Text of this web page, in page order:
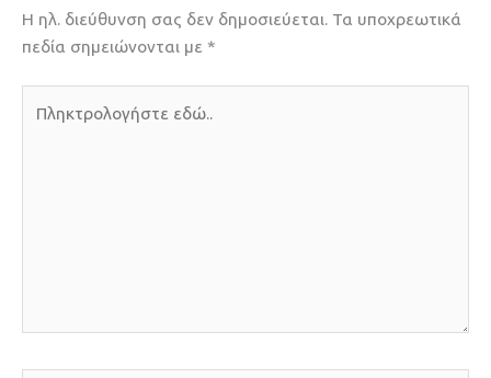
Η ηλ. διεύθυνση σας δεν δημοσιεύεται. Τα υποχρεωτικά
πεδία σημειώνονται με *
εδώ..